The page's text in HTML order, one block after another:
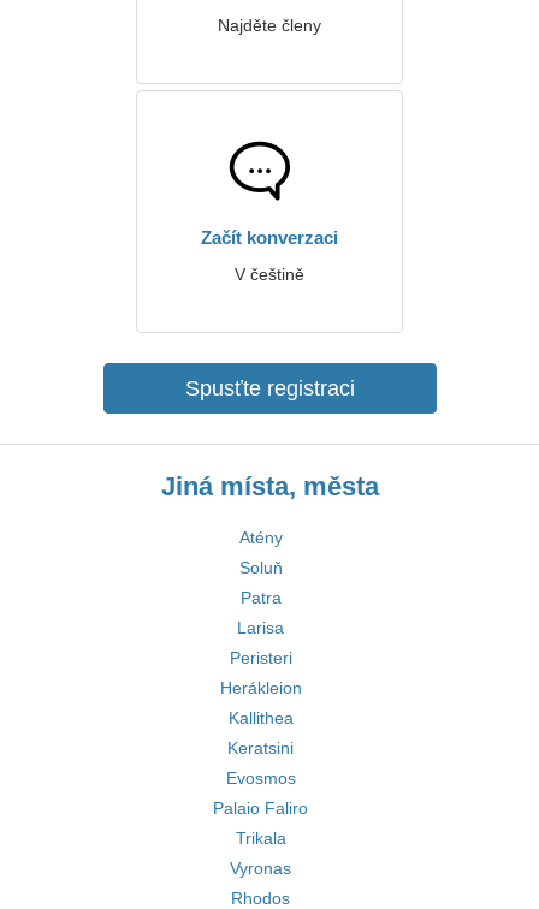
Najděte členy
Začít konverzaci
V češtině
Spusťte registraci
Jiná místa, města
Atény
Soluň
Patra
Larisa
Peristeri
Herákleion
Kallithea
Keratsini
Evosmos
Palaio Faliro
Trikala
Vyronas
Rhodos